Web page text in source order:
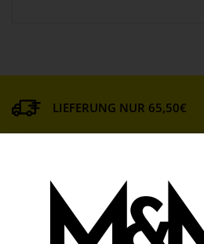
LIEFERUNG NUR 65,50€
KOSTENLOSER ZUSCHNITT